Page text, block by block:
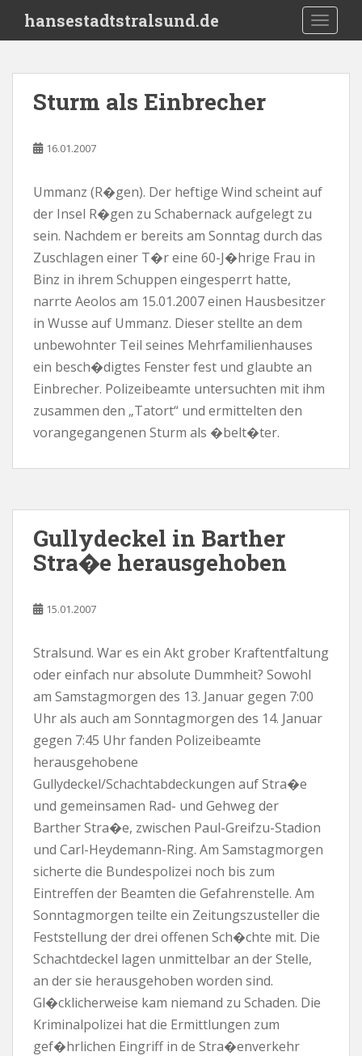
i
hansestadtstralsund.de
Sturm als Einbrecher
16.01.2007
Ummanz (R�gen). Der heftige Wind scheint auf
der Insel R�gen zu Schabernack aufgelegt zu
sein. Nachdem er bereits am Sonntag durch das
Zuschlagen einer T�r eine 60-J�hrige Frau in
Binz in ihrem Schuppen eingesperrt hatte,
narrte Aeolos am 15.01.2007 einen Hausbesitzer
in Wusse auf Ummanz. Dieser stellte an dem
unbewohnter Teil seines Mehrfamilienhauses
ein besch�digtes Fenster fest und glaubte an
Einbrecher. Polizeibeamte untersuchten mit ihm
zusammen den „Tatort“ und ermittelten den
vorangegangenen Sturm als �belt�ter.
Gullydeckel in Barther
Stra�e herausgehoben
15.01.2007
Stralsund. War es ein Akt grober Kraftentfaltung
oder einfach nur absolute Dummheit? Sowohl
am Samstagmorgen des 13. Januar gegen 7:00
Uhr als auch am Sonntagmorgen des 14. Januar
gegen 7:45 Uhr fanden Polizeibeamte
herausgehobene
Gullydeckel/Schachtabdeckungen auf Stra�e
und gemeinsamen Rad- und Gehweg der
Barther Stra�e, zwischen Paul-Greifzu-Stadion
und Carl-Heydemann-Ring. Am Samstagmorgen
sicherte die Bundespolizei noch bis zum
Eintreffen der Beamten die Gefahrenstelle. Am
Sonntagmorgen teilte ein Zeitungszusteller die
Feststellung der drei offenen Sch�chte mit. Die
Schachtdeckel lagen unmittelbar an der Stelle,
an der sie herausgehoben worden sind.
Gl�cklicherweise kam niemand zu Schaden. Die
Kriminalpolizei hat die Ermittlungen zum
gef�hrlichen Eingriff in de Stra�enverkehr